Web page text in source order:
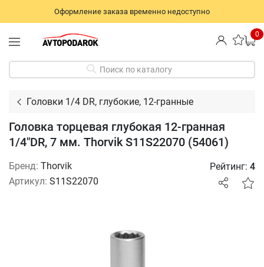
Оформление заказа временно недоступно
0
Поиск по каталогу
Головки 1/4 DR, глубокие, 12-гранные
Головка торцевая глубокая 12-гранная
1/4"DR, 7 мм. Thorvik S11S22070 (54061)
Бренд: Thorvik
Артикул: S11S22070
Рейтинг: 4